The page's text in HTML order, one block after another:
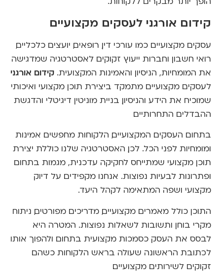
קידום אורגני לעסקים מקצועיים
עסקים מקצועיים כמו עורכי דין, רופאים, יועצים כלכליים,
רואי חשבון וחברות ייעוץ זקוקים לאסטרטגיה שמדגישה
את המומחיות, הניסיון והאמינות המקצועית. קידום אורגני
לעסקים מקצועיים מתמקד ביצירת תוכן מקצועי ואיכותי
שמוכיח את הידע והניסיון, בניית מוניטין דיגיטלי והדגשת
ההבדלים התחרותיים.
בתחום העסקים המקצועיים, הלקוחות מחפשים אמינות
ומומחיות לפני הכל. לכן, האסטרטגיה שלנו כוללת יצירת
תוכן מקצועי שמתייחס לחקיקה עדכנית, מגמות בתחום
ופתרונות לבעיות נפוצות. אנחנו מקפידים על דיוק
מקצועי ושפה המתאימה לקהל היעד.
התוכן כולל מאמרים מקצועיים, מדריכים מפורטים, ניתוח
מקרי בוחן ותשובות לשאלות נפוצות. המטרה היא
לבסס את העסק כסמכות מקצועית בתחום ולהפוך אותו
לכתובת הראשונה שעולה בראש הלקוחות כשהם
זקוקים לשירותים מקצועיים.